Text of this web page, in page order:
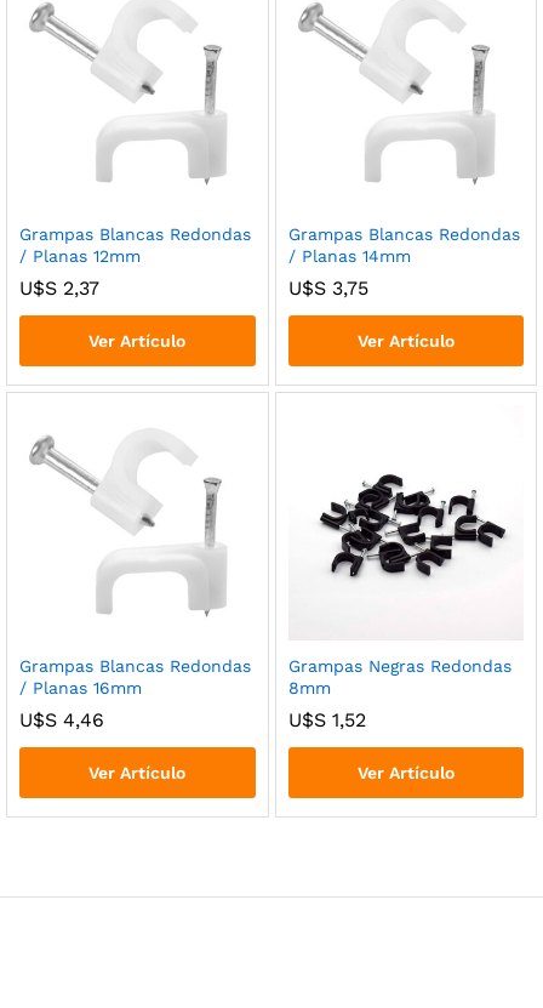
Grampas Blancas Redondas
/ Planas 12mm
U$S 2,37
Ver Artículo
Grampas Blancas Redondas
/ Planas 14mm
U$S3,75
Ver Artículo
Grampas Blancas Redondas
/ Planas 16mm
U$S 4,46
Ver Artículo
Grampas Negras Redondas
8mm
U$S1,52
Ver Artículo